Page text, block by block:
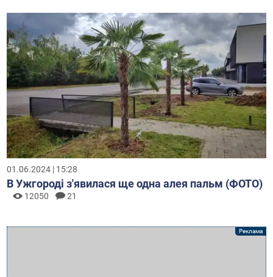
01.06.2024 | 15:28
В Ужгороді з'явилася ще одна алея пальм (ФОТО)
12050 21